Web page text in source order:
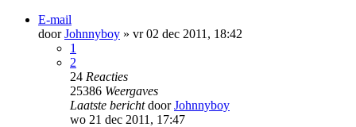
E-mail
doorJohnnyboy » vr 02 dec 2011, 18:42
1
2
24 Reacties
25386 Weergaves
Laatste berichtdoorJohnnyboy
wo 21 dec 2011, 17:47